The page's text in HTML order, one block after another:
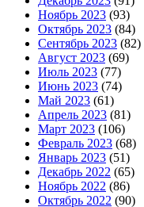
Ноябрь 2023 (93)
Октябрь 2023 (84)
Сентябрь 2023 (82)
Август 2023 (69)
Июль 2023 (77)
Июнь 2023 (74)
Май 2023 (61)
Апрель 2023 (81)
Март 2023 (106)
Февраль 2023 (68)
Январь 2023 (51)
Декабрь 2022 (65)
Ноябрь 2022 (86)
Октябрь 2022 (90)